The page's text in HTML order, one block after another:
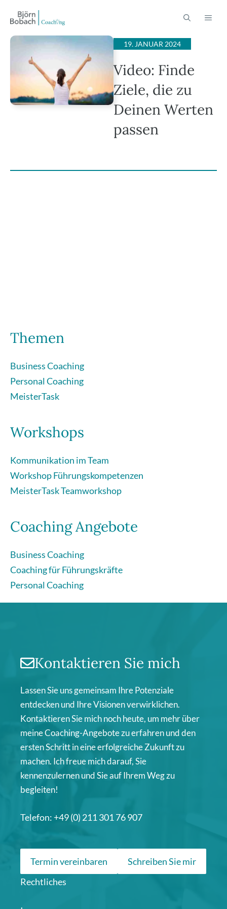
Inhalt
springen
19. JANUAR 2024
Video: Finde
Ziele, die zu
Deinen Werten
passen
Themen
Business Coaching
Personal Coaching
MeisterTask
Workshops
Kommunikation im Team
Workshop Führungskompetenzen
MeisterTask Teamworkshop
Coaching Angebote
Business Coaching
Coaching für Führungskräfte
Personal Coaching
Kontaktieren Sie mich
Lassen Sie uns gemeinsam Ihre Potenziale
entdecken und Ihre Visionen verwirklichen.
Kontaktieren Sie mich noch heute, um mehr über
meine Coaching-Angebote zu erfahren und den
ersten Schritt in eine erfolgreiche Zukunft zu
machen. Ich freue mich darauf, Sie
kennenzulernen und Sie auf Ihrem Weg zu
begleiten!
Telefon: +49 (0) 211 301 76 907
Termin vereinbaren
Schreiben Sie mir
Rechtliches